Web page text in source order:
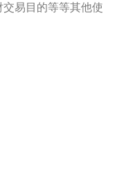
易目的等等其他使